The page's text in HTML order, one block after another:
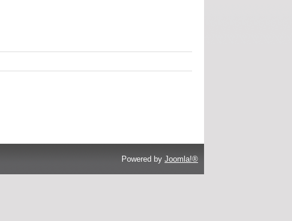
Powered by Joomla!®